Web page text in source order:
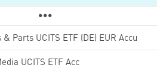
Parts UCITS ETF (DE) EUR Accu
UCITS ETF Acc